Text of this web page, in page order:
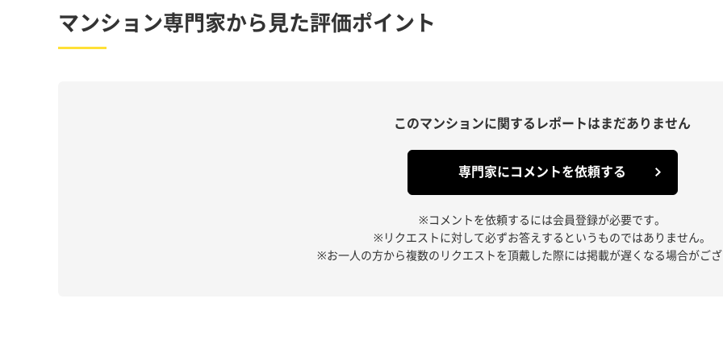
マンション専門家から見た評価ポイント
このマンションに関する レポートはまだありません
専門家にコメントを依頼する
※コメントを依頼するには会員登録が必要です。
※リクエストに対して必ずお答えするというものではありません。
※お一人の方から複数のリクエストを頂戴した際には掲載が遅くなる場合がご